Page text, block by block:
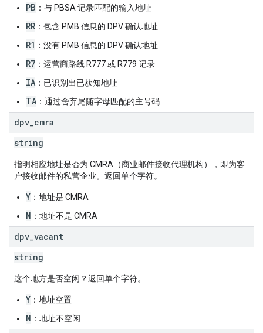
PB ：与 PBSA 记录匹配的输入地址
RR ：包含 PMB 信息的 DPV 确认地址
R1 ：没有 PMB 信息的 DPV 确认地址
R7 ：运营商路线 R777 或 R779 记录
IA ：已识别出已获知地址
TA ：通过舍弃尾随字母匹配的主号码
dpv cmra
string
指明相应地址是否为 CMRA（商业邮件接收代理机构），即为客
户接收邮件的私营企业。返回单个字符。
Y ：地址是 CMRA
N ：地址不是 CMRA
dpv vacant
string
这个地方是否空闲？返回单个字符。
Y ：地址空置
N ：地址不空闲